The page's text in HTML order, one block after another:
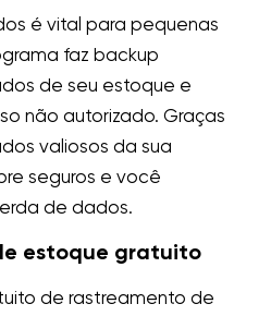
é vital para pequenas
faz backup
de seu estoque e
não autorizado. Graças
valiosos da sua
seguros e você
de dados.
estoque gratuito
de rastreamento de